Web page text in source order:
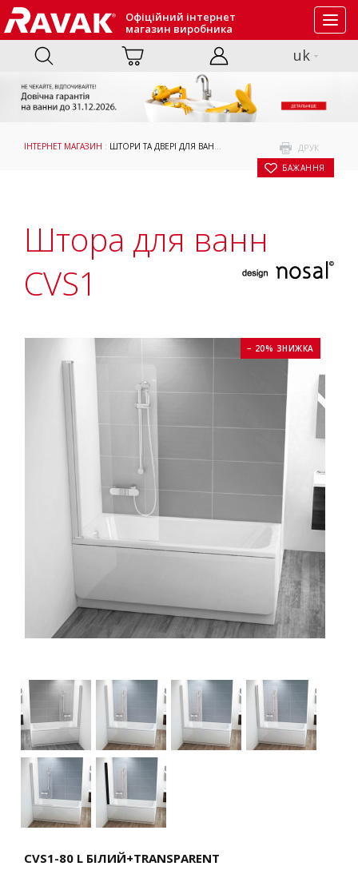
Офіційний інтернет
магазин виробника
uk
ДРУК
БАЖАННЯ
ІНТЕРНЕТ МАГАЗИН : ШТОРИ ТА ДВЕРІ ДЛЯ ВАНН ПРИЙМАННЯ ВАННИ: ШТОРА
Штора для ванн
CVS1
− 20% ЗНИЖКА
CVS1-80 L БІЛИЙ+TRANSPARENT